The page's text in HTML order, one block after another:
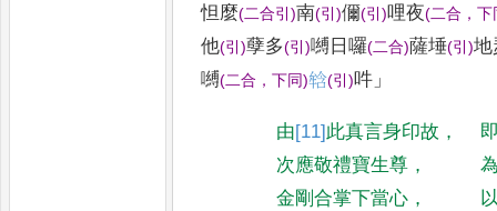
怛麼(二合引)南(引)儞(引)哩夜(二合 ，下
他(引)孽多(引)嚩日囉(二合)薩埵(引)地
嚩(二合 ，下同)𤚥(引)吽 」
由[11] 此真言身印故 ，
次應敬禮寶生尊 ，
金剛合掌下當心 ，